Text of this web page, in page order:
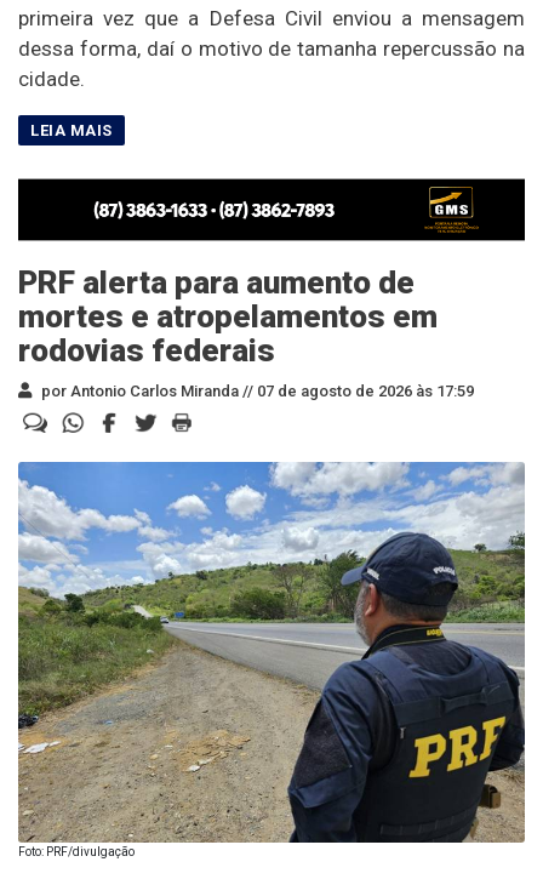
primeira vez que a Defesa Civil enviou a mensagem
dessa forma, daí o motivo de tamanha repercussão na
cidade.
PRF alerta para aumento de
mortes e atropelamentos em
rodovias federais
por Antonio Carlos Miranda // 07 de agosto de 2026 às 17:59
Foto: PRF/divulgação